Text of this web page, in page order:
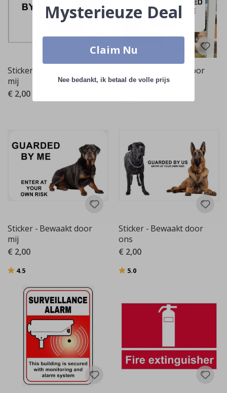
Sticker - Bewaakt door
mij
€ 2,00
Sticker - Bewaakt Door
Mij
Sticker - Bewaakt door
mij
€ 2,00
Beoordeling:
4.5
Sticker - Bewaakt door
ons
€ 2,00
Beoordeling:
5.0
Mysterieuze Deal
Claim Nu
Nee bedankt, ik betaal de volle prijs